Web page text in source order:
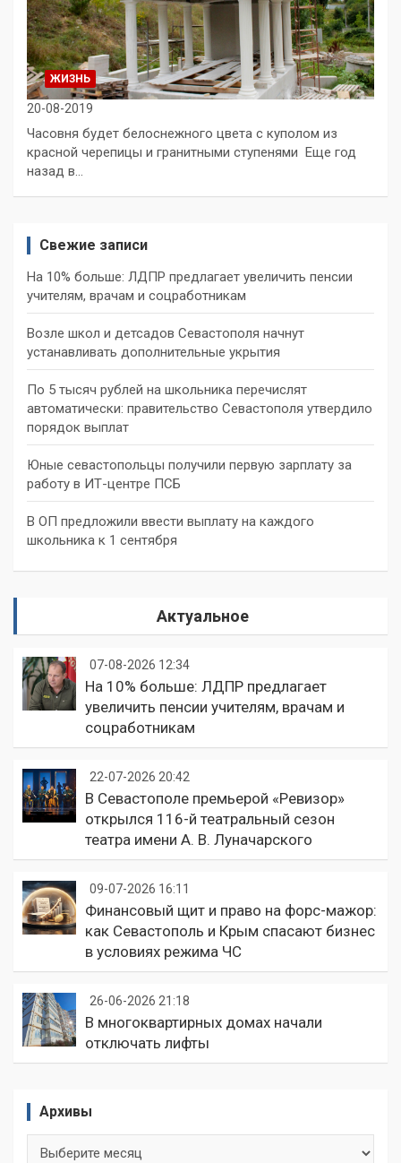
ЖИЗНЬ
20-08-2019
Часовня будет белоснежного цвета с куполом из
красной черепицы и гранитными ступенями Еще год
назад в…
Свежие записи
На 10% больше: ЛДПР предлагает увеличить пенсии
учителям, врачам и соцработникам
Возле школ и детсадов Севастополя начнут
устанавливать дополнительные укрытия
По 5 тысяч рублей на школьника перечислят
автоматически: правительство Севастополя утвердило
порядок выплат
Юные севастопольцы получили первую зарплату за
работу в ИТ-центре ПСБ
В ОП предложили ввести выплату на каждого
школьника к 1 сентября
Актуальное
07-08-2026 12:34
На 10% больше: ЛДПР предлагает
увеличить пенсии учителям, врачам и
соцработникам
22-07-2026 20:42
В Севастополе премьерой «Ревизор»
открылся 116-й театральный сезон
театра имени А. В. Луначарского
09-07-2026 16:11
Финансовый щит и право на форс-мажор:
как Севастополь и Крым спасают бизнес
в условиях режима ЧС
26-06-2026 21:18
В многоквартирных домах начали
отключать лифты
Архивы